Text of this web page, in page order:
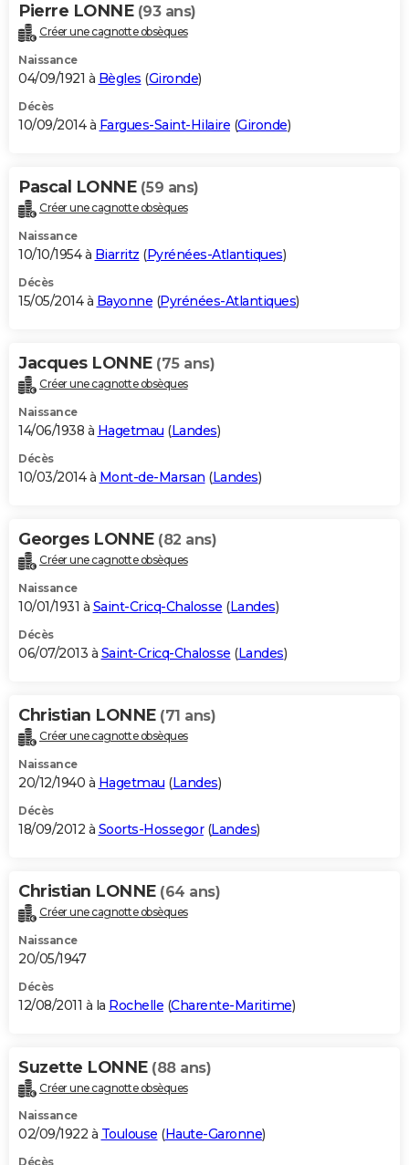
Pierre LONNE (93 ans)
Créer une cagnotte obsèques
Naissance
04/09/1921 à Bègles (Gironde)
Décès
10/09/2014 à Fargues-Saint-Hilaire (Gironde)
Pascal LONNE (59 ans)
Créer une cagnotte obsèques
Naissance
10/10/1954 à Biarritz (Pyrénées-Atlantiques)
Décès
15/05/2014 à Bayonne (Pyrénées-Atlantiques)
Jacques LONNE (75 ans)
Créer une cagnotte obsèques
Naissance
14/06/1938 à Hagetmau (Landes)
Décès
10/03/2014 à Mont-de-Marsan (Landes)
Georges LONNE (82 ans)
Créer une cagnotte obsèques
Naissance
10/01/1931 à Saint-Cricq-Chalosse (Landes)
Décès
06/07/2013 à Saint-Cricq-Chalosse (Landes)
Christian LONNE (71 ans)
Créer une cagnotte obsèques
Naissance
20/12/1940 à Hagetmau (Landes)
Décès
18/09/2012 à Soorts-Hossegor(Landes)
Christian LONNE (64 ans)
Créer une cagnotte obsèques
Naissance
20/05/1947
Décès
12/08/2011 à la Rochelle (Charente-Maritime)
Suzette LONNE (88 ans)
Créer une cagnotte obsèques
Naissance
02/09/1922 à Toulouse (Haute-Garonne)
Décès